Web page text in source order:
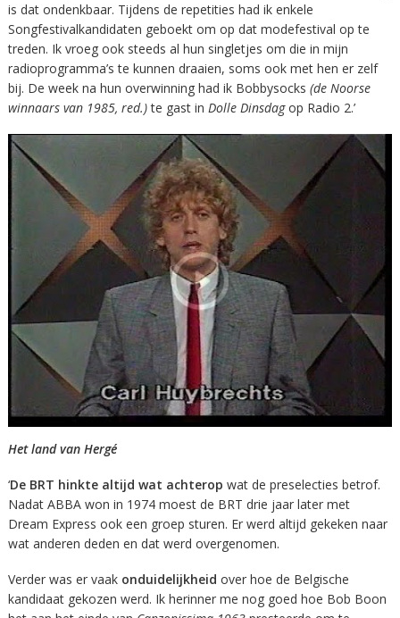
is dat ondenkbaar. Tijdens de repetities had ik enkele
Songfestivalkandidaten geboekt om op dat modefestival op te
treden. Ik vroeg ook steeds al hun singletjes om die in mijn
radioprogramma’s te kunnen draaien, soms ook met hen er zelf
bij. De week na hun overwinning had ik Bobbysocks (de Noorse
winnaars van 1985, red.)te gast in Dolle Dinsdagop Radio 2.’
Het land van Hergé
‘De BRT hinkte altijd wat achterop wat de preselecties betrof.
Nadat ABBA won in 1974 moest de BRT drie jaar later met
Dream Express ook een groep sturen. Er werd altijd gekeken naar
wat anderen deden en dat werd overgenomen.
Verder was er vaak onduidelijkheid over hoe de Belgische
kandidaat gekozen werd. Ik herinner me nog goed hoe Bob Boon